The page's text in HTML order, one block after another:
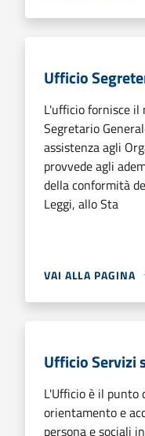
Ufficio
L'ufficio fornisce il
Segretario
assistenza agli
provvede agli
della conformità
Leggi, allo Sta
VAI ALLA PAGINA
Ufficio Servizi
L'Ufficio è il
orientamento e
persona e sociali